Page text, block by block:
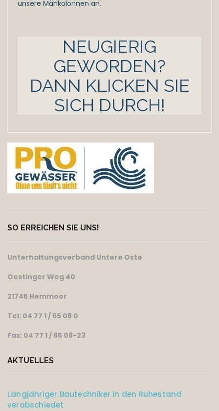
unsere Mähkolonnen an.
NEUGIERIG
GEWORDEN?
DANN KLICKEN SIE
SICH DURCH!
SO ERREICHEN SIE UNS!
Unterhaltungsverband Untere Oste
Oestinger Weg 40
21745 Hemmoor
Tel: 04 77 1 / 65 08 0
Fax: 04 77 1 / 65 08-23
AKTUELLES
Langjähriger Bautechniker in den Ruhestand
verabschiedet